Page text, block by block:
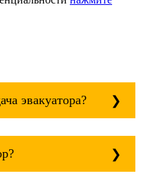
эвакуатора?